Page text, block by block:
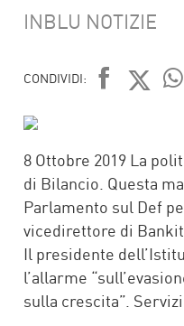
INBLU NOTIZIE
CONDIVIDI:
8 Ottobre 2019 La
di Bilancio. Questa
Parlamento sul Def
vicedirettore di
Il presidente
l’allarme
sulla crescita”.